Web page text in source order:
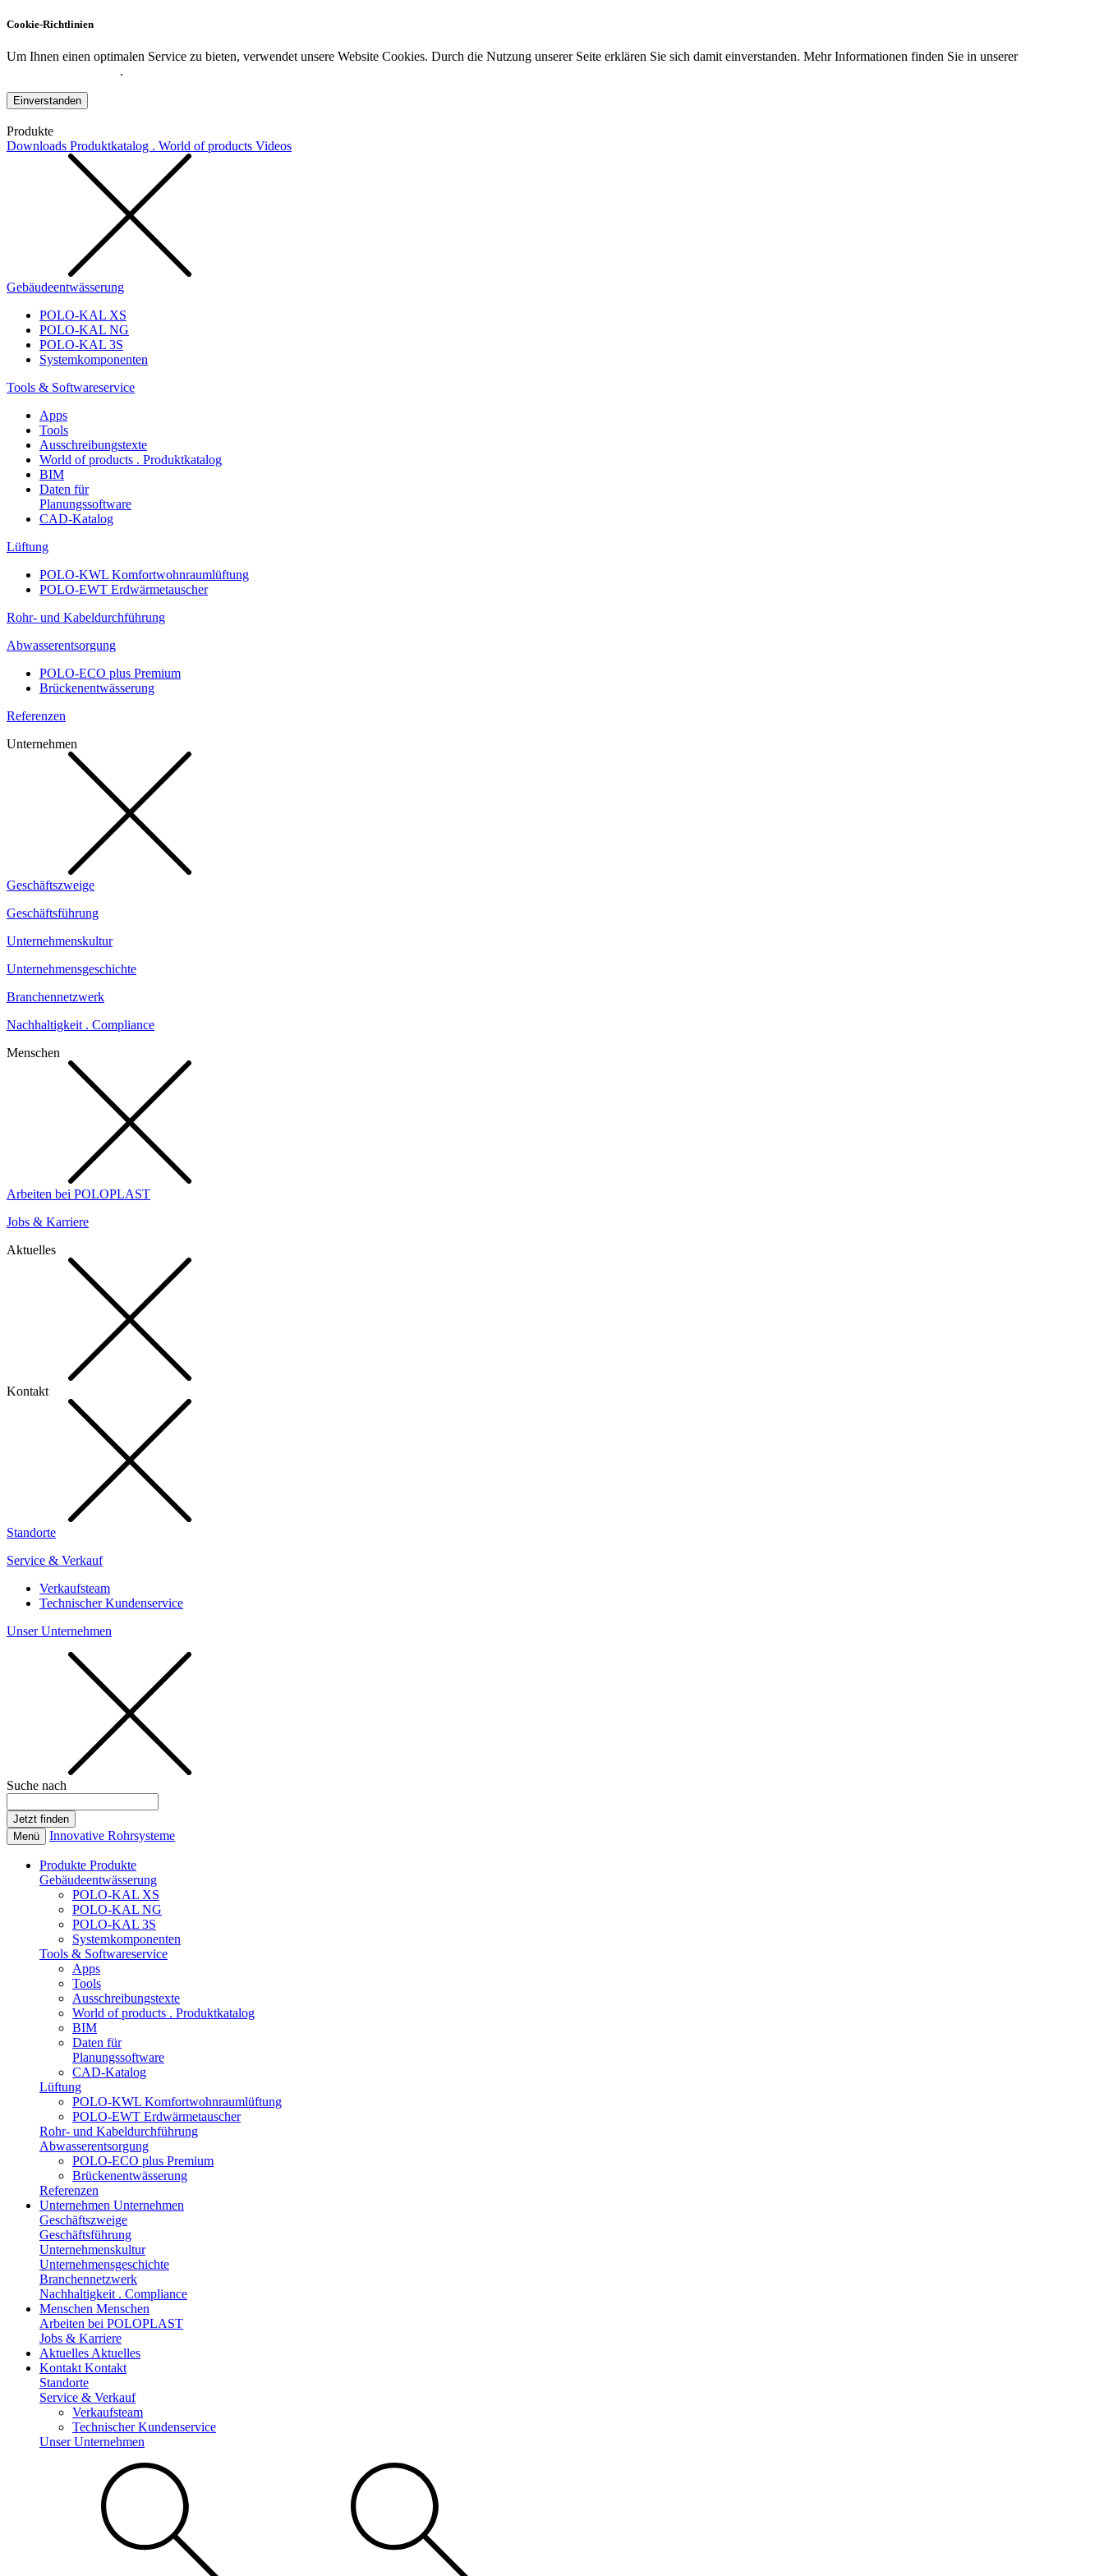
Cookie-Richtlinien
Um Ihnen einen optimalen Service zu bieten, verwendet unsere Website Cookies. Durch die Nutzung unserer Seite erklären Sie sich damit einverstanden. Mehr Informationen finden Sie in unserer
.
Einverstanden
Produkte
Downloads Produktkatalog . World of products Videos
Gebäudeentwässerung
POLO-KAL XS
POLO-KAL NG
POLO-KAL 3S
Systemkomponenten
Tools & Softwareservice
Apps
Tools
Ausschreibungstexte
World of products . Produktkatalog
BIM
Daten für
Planungssoftware
CAD-Katalog
Lüftung
POLO-KWL Komfortwohnraumlüftung
POLO-EWT Erdwärmetauscher
Rohr- und Kabeldurchführung
Abwasserentsorgung
POLO-ECO plus Premium
Brückenentwässerung
Referenzen
Unternehmen
Geschäftszweige
Geschäftsführung
Unternehmenskultur
Unternehmensgeschichte
Branchennetzwerk
Nachhaltigkeit . Compliance
Menschen
Arbeiten bei POLOPLAST
Jobs & Karriere
Aktuelles
Kontakt
Standorte
Service & Verkauf
Verkaufsteam
Technischer Kundenservice
Unser Unternehmen
Suche nach
Menü Innovative Rohrsysteme
Produkte Produkte
Gebäudeentwässerung
POLO-KAL XS
POLO-KAL NG
POLO-KAL 3S
Systemkomponenten
Tools & Softwareservice
Apps
Tools
Ausschreibungstexte
World of products . Produktkatalog
BIM
Daten für
Planungssoftware
CAD-Katalog
Lüftung
POLO-KWL Komfortwohnraumlüftung
POLO-EWT Erdwärmetauscher
Rohr- und Kabeldurchführung
Abwasserentsorgung
POLO-ECO plus Premium
Brückenentwässerung
Referenzen
Unternehmen Unternehmen
Geschäftszweige
Geschäftsführung
Unternehmenskultur
Unternehmensgeschichte
Branchennetzwerk
Nachhaltigkeit . Compliance
Menschen Menschen
Arbeiten bei POLOPLAST
Jobs & Karriere
Aktuelles Aktuelles
Kontakt Kontakt
Standorte
Service & Verkauf
Verkaufsteam
Technischer Kundenservice
Unser Unternehmen